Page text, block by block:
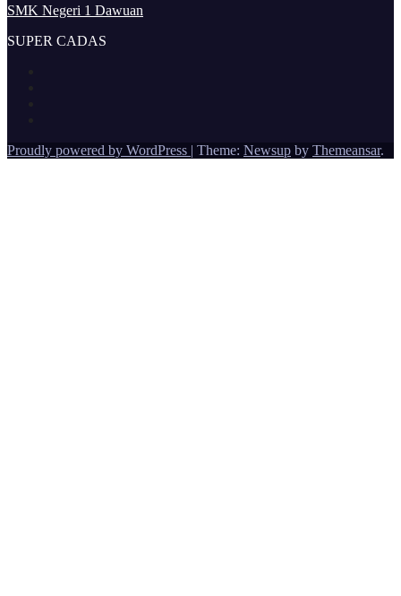
SMK Negeri 1 Dawuan
SUPER CADAS
Proudly powered by WordPress | Theme: Newsup by Themeansar.